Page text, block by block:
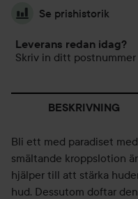
Se prishistorik
Leverans redan idag?
Skriv in ditt
BESKRIVNING
Bli ett med paradiset
smältande kroppslotion
hjälper till att stärka
hud. Dessutom doftar